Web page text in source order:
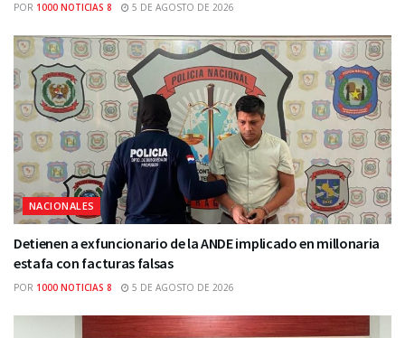
POR 1000 NOTICIAS 8 5 DE AGOSTO DE 2026
NACIONALES
Detienen a exfuncionario de la ANDE implicado en millonaria
estafa con facturas falsas
POR 1000 NOTICIAS 8 5 DE AGOSTO DE 2026